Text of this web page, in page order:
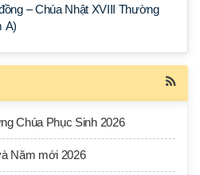
– Chúa Nhật XVIII Thường
A)
Chúa Phục Sinh 2026
Năm mới 2026